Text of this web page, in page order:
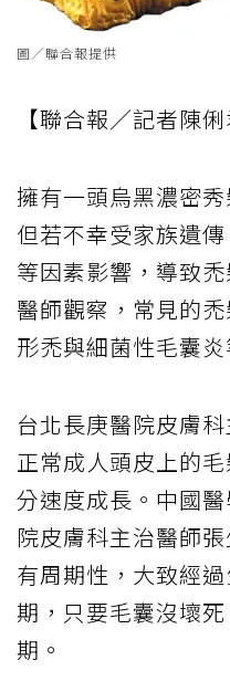
圖／聯合報提供
【聯合報／記者陳
擁有一頭烏黑濃密
但若不幸受家族遺
等因素影響，導致
醫師觀察，常見的
形禿與細菌性毛囊
台北長庚醫院皮膚
正常成人頭皮上的
分速度成長。中國
院皮膚科主治醫師
有周期性，大致經
期，只要毛囊沒壞
期。